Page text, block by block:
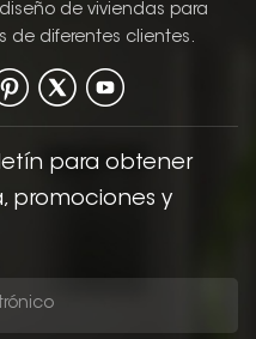
de viviendas para
de diferentes clientes.
para obtener
promociones y